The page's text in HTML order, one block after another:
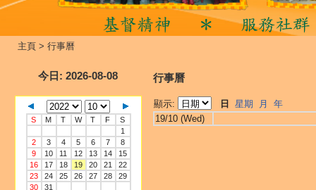
主頁 > 行事曆
今日 : 2026-08-08
S M T W T F
S
1
2
3 4 5 6 7
8
9
10 11 12 13 14
15
16
17 18 19 20 21
22
23
24 25 26 27 28
29
30
31
行事曆
顯示: 日 星期 月
年
19/10 (Wed)